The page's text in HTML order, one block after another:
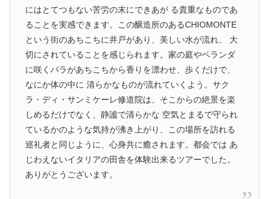
にはとてつもない苦労の末にできあが る貴重なものであ
ることを実感できます。この醸造所のあるCHIOMONTE
という街のあちこちに井戸があり、美しい水が流れ、 大
切にされていることを感じられます。家の庭やベランダ
に咲くバラがあちこちから香りを漂わせ、歩くだけで、
なにか体の中に 清らかなものが流れていくよう。サク
ラ・ディ・サンミケーレ修道院は、そこからの絶景を楽
しめるだけでなく、静謐で清らかな 空気とまるで守られ
ているかのような気持が沸き上がり、この場所を訪れる
巡礼者と同じように、心身共に癒されます。都会では あ
じわえないイタリアの田舎を体験出来るツアーでした。
ありがとうございます。